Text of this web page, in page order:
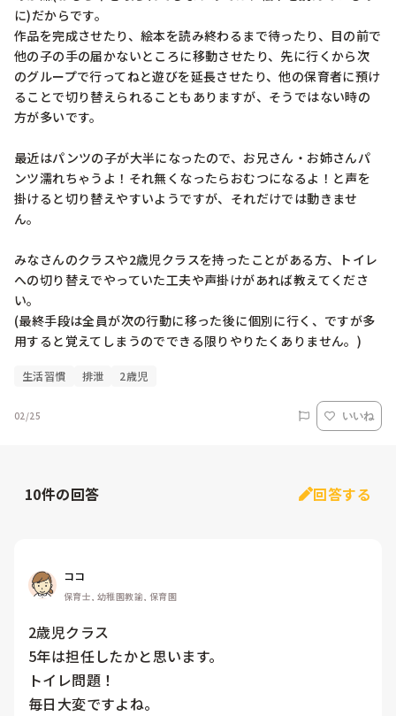
に)だからです。
作品を完成させたり、絵本を読み終わるまで待ったり、目の前で
他の子の手の届かないところに移動させたり、先に行くから次
のグループで行ってねと遊びを延長させたり、他の保育者に預け
ることで切り替えられることもありますが、そうではない時の
方が多いです。
最近はパンツの子が大半になったので、お兄さん・お姉さんパ
ンツ濡れちゃうよ！それ無くなったらおむつになるよ！と声を
掛けると切り替えやすいようですが、それだけでは動きませ
ん。
みなさんのクラスや2歳児クラスを持ったことがある方、トイレ
への切り替えでやっていた工夫や声掛けがあれば教えてくださ
い。
(最終手段は全員が次の行動に移った後に個別に行く、ですが多
用すると覚えてしまうのでできる限りやりたくありません。)
生活習慣 排泄 2歳児
02/25 いいね
10件の回答 回答する
ココ
保育士, 幼稚園教諭, 保育園
2歳児クラス
5年は担任したかと思います。
トイレ問題！
毎日大変ですよね。